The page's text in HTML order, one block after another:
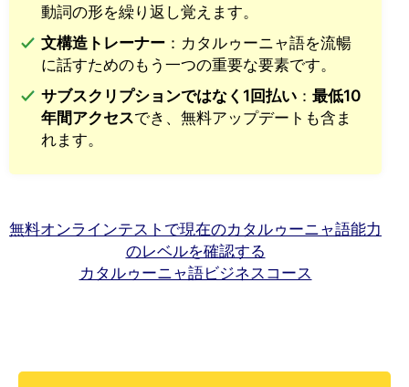
動詞の形を繰り返し覚えます。
文構造トレーナー ：カタルゥーニャ語を流暢
に話すためのもう一つの重要な要素です。
サブスクリプションではなく1回払い ： 最低10
年間アクセスでき、無料アップデートも含ま
れます。
無料オンラインテストで現在のカタルゥーニャ語能力
のレベルを確認する
カタルゥーニャ語ビジネスコース